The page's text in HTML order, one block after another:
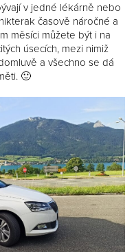
v jedné lékárně nebo
časově náročné a
měsíci můžete být i na
úsecích, mezi nimiž
a všechno se dá
🙂